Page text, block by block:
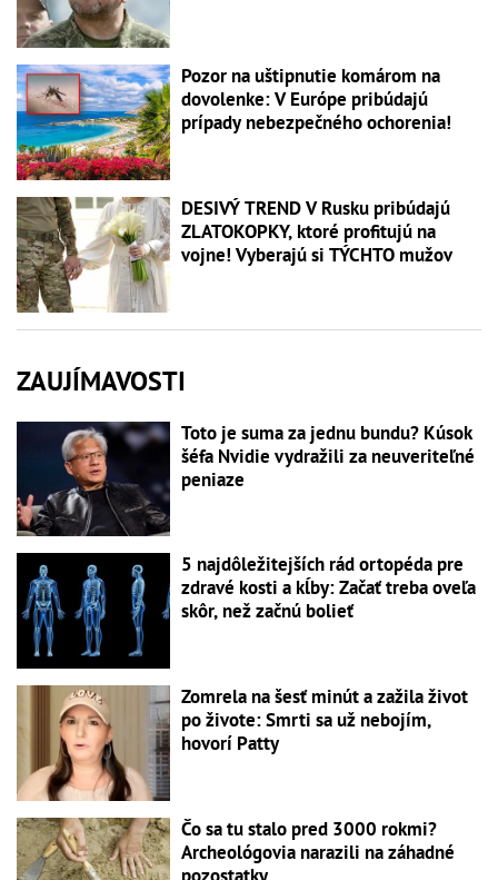
Pozor na uštipnutie komárom na
dovolenke: V Európe pribúdajú
prípady nebezpečného ochorenia!
DESIVÝ TREND V Rusku pribúdajú
ZLATOKOPKY, ktoré profitujú na
vojne! Vyberajú si TÝCHTO mužov
ZAUJÍMAVOSTI
Toto je suma za jednu bundu? Kúsok
šéfa Nvidie vydražili za neuveriteľné
peniaze
5 najdôležitejších rád ortopéda pre
zdravé kosti a kĺby: Začať treba oveľa
skôr, než začnú bolieť
Zomrela na šesť minút a zažila život
po živote: Smrti sa už nebojím,
hovorí Patty
Čo sa tu stalo pred 3000 rokmi?
Archeológovia narazili na záhadné